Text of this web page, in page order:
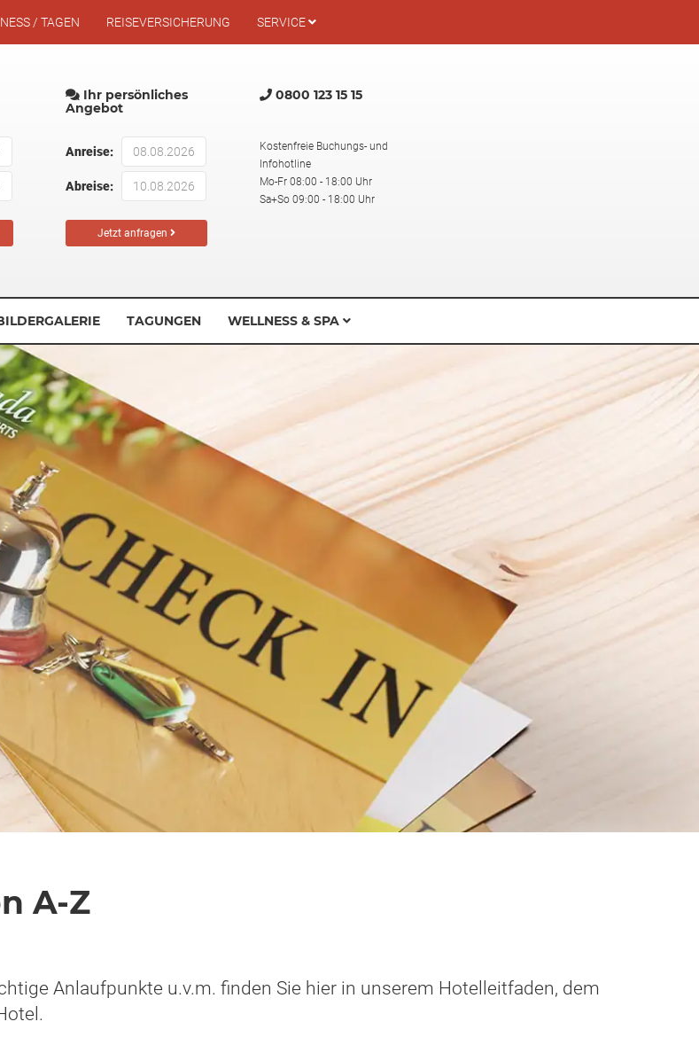
/ TAGEN REISEVERSICHERUNG SERVICE
Ihr persönliches
Angebot
Anreise:
Abreise:
Jetzt anfragen
0800 123 15 15
Kostenfreie Buchungs- und
Infohotline
Mo-Fr 08:00 - 18:00 Uhr
Sa+So 09:00 - 18:00 Uhr
TAGUNGEN WELLNESS & SPA
A-Z
Anlaufpunkte u.v.m. finden Sie hier in unserem Hotelleitfaden, dem